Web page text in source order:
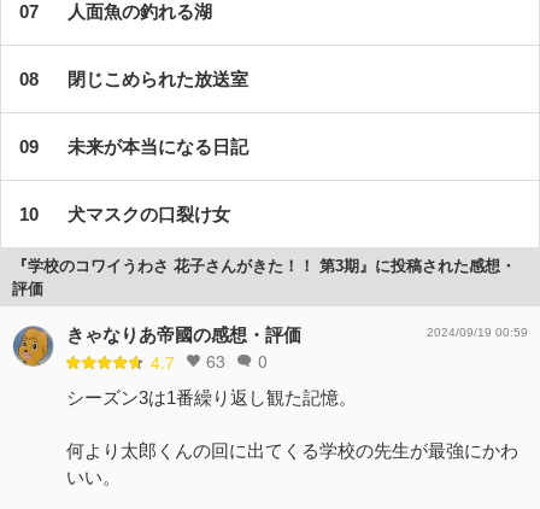
人面魚の釣れる湖
閉じこめられた放送室
未来が本当になる日記
犬マスクの口裂け女
『学校のコワイうわさ 花子さんがきた！！ 第3期』に投稿された感想・
評価
きゃなりあ帝國の感想・評価
4.7 63 0
2024/09/19 00:59
シーズン3は1番繰り返し観た記憶。
何より太郎くんの回に出てくる学校の先生が最強にかわ
いい。